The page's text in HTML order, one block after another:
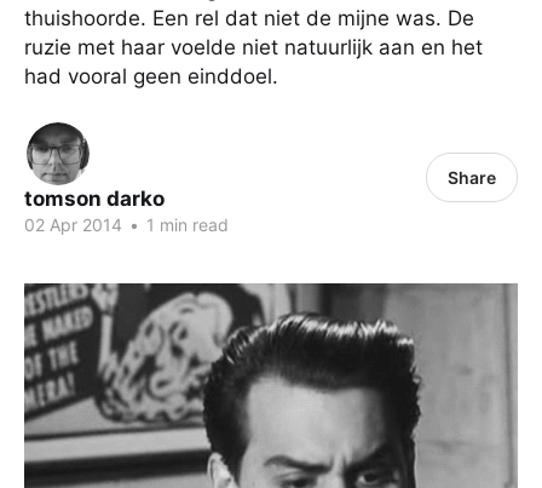
thuishoorde. Een rel dat niet de mijne was. De
ruzie met haar voelde niet natuurlijk aan en het
had vooral geen einddoel.
tomson darko
02 Apr 2014 • 1 min read
Share